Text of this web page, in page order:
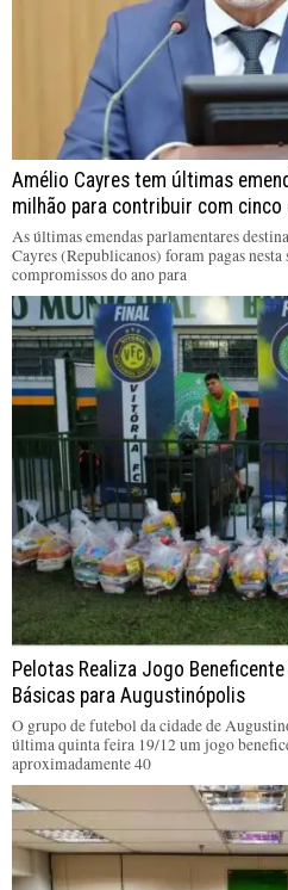
Amélio Cayres tem últimas
milhão para contribuir com
As últimas emendas parlamentares
Cayres (Republicanos) foram pagas
compromissos do ano para
Pelotas Realiza Jogo
Básicas para Augustinópolis
O grupo de futebol da cidade de
última quinta feira 19/12 um jogo
aproximadamente 40